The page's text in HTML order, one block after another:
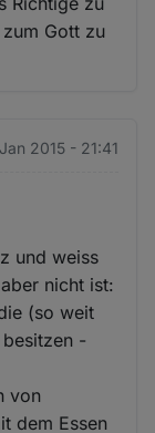
Gott zu
2015 - 21:41
und weiss
nicht ist:
(so weit
-
von
dem Essen